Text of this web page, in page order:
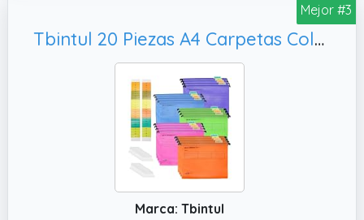
carpetas colgantes A4.
Mejor #3
Tbintul 20 Piezas A4 Carpetas Colgantes,Archivadores Colgantes para Escuela Hogar Trabajo Oficina
Marca: Tbintul